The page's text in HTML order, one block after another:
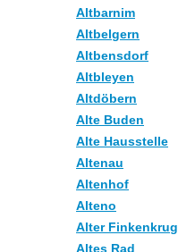
Altbarnim
Altbelgern
Altbensdorf
Altbleyen
Altdöbern
Alte Buden
Alte Hausstelle
Altenau
Altenhof
Alteno
Alter Finkenkrug
Altes Rad